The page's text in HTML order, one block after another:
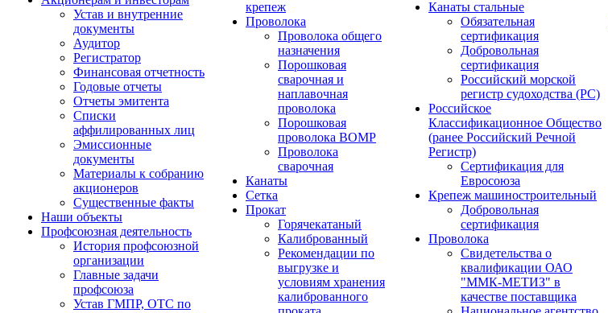
Устав и внутренние
документы
Аудитор
Регистратор
Финансовая отчетность
Годовые отчеты
Отчеты эмитента
Списки
аффилированных лиц
Эмиссионные
документы
Материалы к собранию
акционеров
Существенные факты
Наши объекты
Профсоюзная деятельность
История профсоюзной
организации
Главные задачи
профсоюза
Устав ГМПР, ОТС по
крепеж
Проволока
Проволока общего
назначения
Порошковая
сварочная и
наплавочная
проволока
Порошковая
проволока ВОМР
Проволока
сварочная
Канаты
Сетка
Прокат
Горячекатаный
Калиброванный
Рекомендации по
выгрузке и
условиям хранения
калиброванного
Канаты стальные
Обязательная
сертификация
Добровольная
сертификация
Российский морской
регистр судоходства (РС)
Российское
Классификационное Общество
(ранее Российский Речной
Регистр)
Сертификация для
Евросоюза
Крепеж машиностроительный
Добровольная
сертификация
Проволока
Свидетельства о
квалификации ОАО
"ММК-МЕТИЗ" в
качестве поставщика